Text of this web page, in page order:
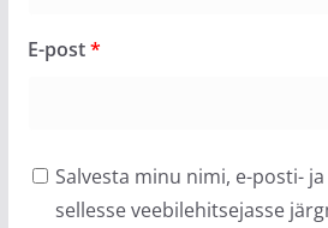
E-post*
Salvesta minu nimi, e-posti-
sellesse veebilehitsejasse